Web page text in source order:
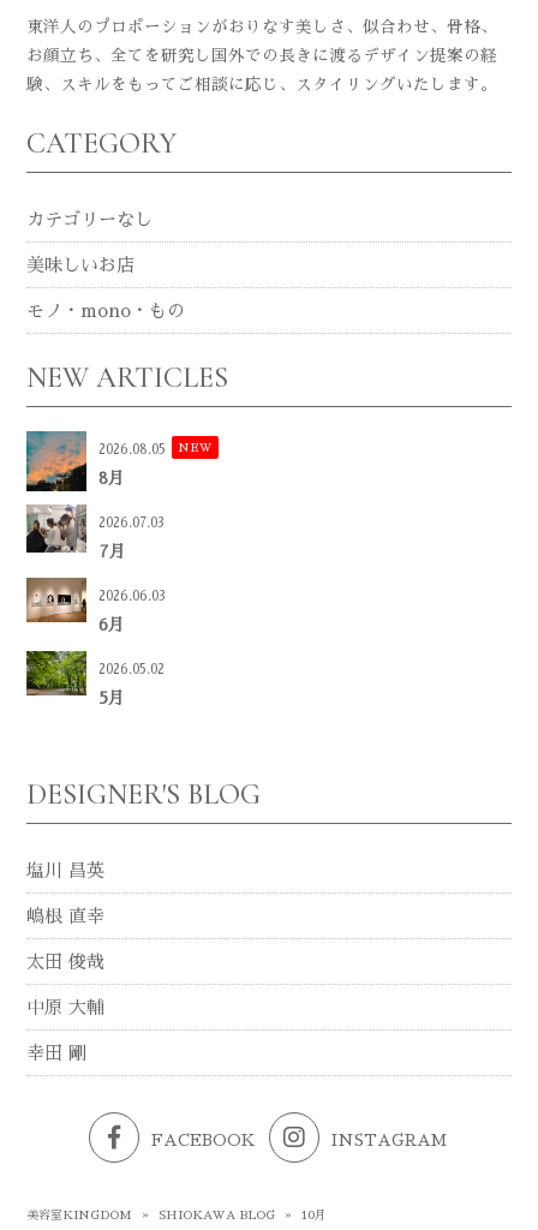
東洋人のプロポーションがおりなす美しさ、似合わせ、骨格、
お顔立ち、全てを研究し国外での長きに渡るデザイン提案の経
験、スキルをもってご相談に応じ、スタイリングいたします。
CATEGORY
カテゴリーなし
美味しいお店
モノ・mono・もの
NEW ARTICLES
2026.08.05 NEW
8月
2026.07.03
7月
2026.06.03
6月
2026.05.02
5月
DESIGNER'S BLOG
塩川 昌英
嶋根 直幸
太田 俊哉
中原 大輔
幸田 剛
FACEBOOK INSTAGRAM
美容室KINGDOM » SHIOKAWA BLOG » 10月